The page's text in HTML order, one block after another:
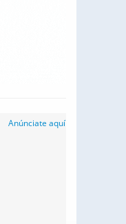
Anúnciate aquí